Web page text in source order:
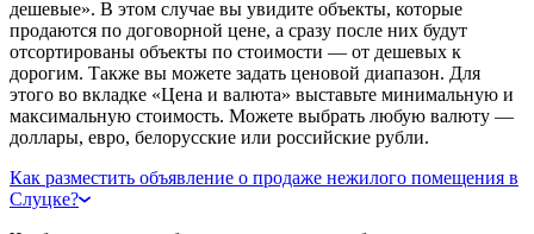
дешевые». В этом случае вы увидите объекты, которые
продаются по договорной цене, а сразу после них будут
отсортированы объекты по стоимости — от дешевых к
дорогим. Также вы можете задать ценовой диапазон. Для
этого во вкладке «Цена и валюта» выставьте минимальную и
максимальную стоимость. Можете выбрать любую валюту —
доллары, евро, белорусские или российские рубли.
Как разместить объявление о продаже нежилого помещения в
Слуцке?